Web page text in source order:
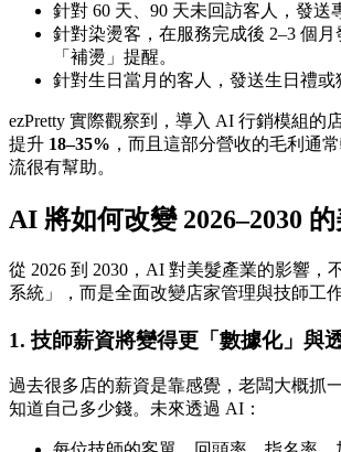
針對 60 天、90 天未回訪客人，發送
針對染燙客，在服務完成後 2–3 個月
「補燙」提醒。
針對生日當月的客人，發送生日禮或
ezPretty 實際觀察到，導入 AI 行銷模組的
提升 18–35% ，而且這部分營收的毛利通
流很有幫助。
AI 將如何改變 2026–2030
從 2026 到 2030，AI 對美髮產業的影響，
系統」，而是全面改變店家管理與技師工
1. 技師薪資將變得更「數據化」與
過去很多店的薪資是靠感覺，老闆大概抓
知道自己多少錢。未來透過 AI：